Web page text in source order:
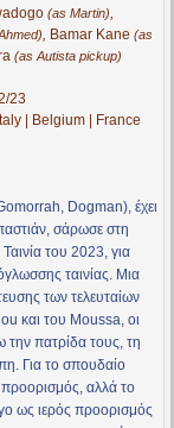
(as Martin),
, Bamar Kane (as
(as Autista pickup)
23
Italy | Belgium | France
Dogman), έχει
σάρωσε στη
του 2023, για
ταινίας. Μια
των τελευταίων
και του Moussa, οι
την πατρίδα τους, τη
Για το σπουδαίο
προορισμός, αλλά το
ως ιερός προορισμός